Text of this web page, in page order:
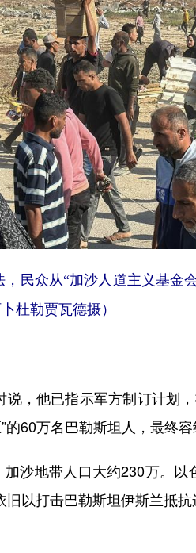
民众从“加沙人道主义基金
杜勒贾瓦德摄）
他已指示军方制订计划，
60万名巴勒斯坦人，最终容
地带人口大约230万。以
旧以打击巴勒斯坦伊斯兰抵